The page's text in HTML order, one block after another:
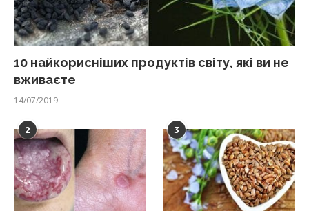
10 найкорисніших продуктів світу, які ви не
вживаєте
14/07/2019
2 3